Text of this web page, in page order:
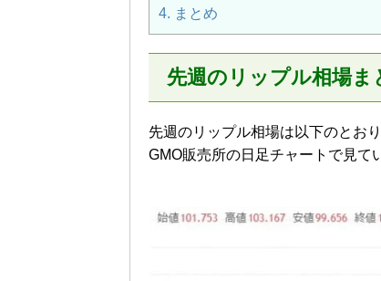
4. まとめ
先週のリップル相場ま
先週のリップル相場は以下のとおり
GMO販売所の日足チャートで見て